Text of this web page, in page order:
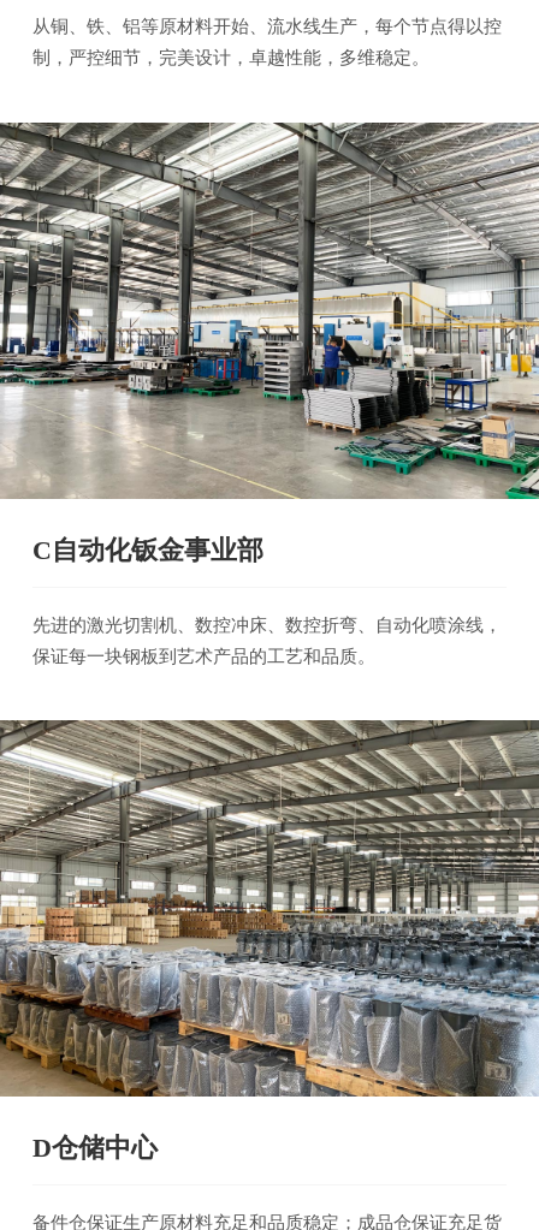
从铜、铁、铝等原材料开始、流水线生产，每个节点得以控
制，严控细节，完美设计，卓越性能，多维稳定。
C自动化钣金事业部
先进的激光切割机、数控冲床、数控折弯、自动化喷涂线，
保证每一块钢板到艺术产品的工艺和品质。
D仓储中心
备件仓保证生产原材料充足和品质稳定；成品仓保证充足货